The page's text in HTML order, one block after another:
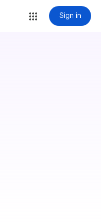
Sign in